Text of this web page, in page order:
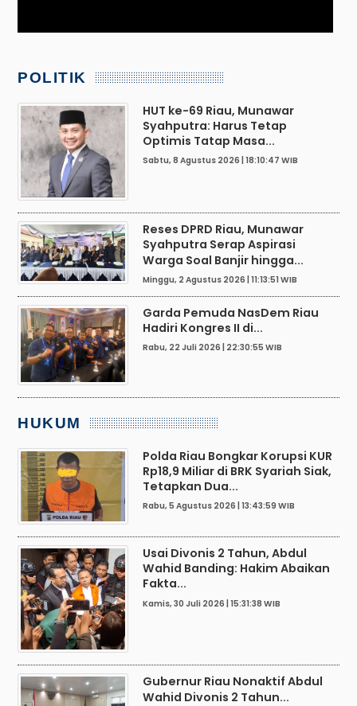
POLITIK
HUT ke-69 Riau, Munawar
Syahputra: Harus Tetap
Optimis Tatap Masa...
Sabtu, 8 Agustus 2026 | 18:10:47 WIB
Reses DPRD Riau, Munawar
Syahputra Serap Aspirasi
Warga Soal Banjir hingga...
Minggu, 2 Agustus 2026 | 11:13:51 WIB
Garda Pemuda NasDem Riau
Hadiri Kongres II di...
Rabu, 22 Juli 2026 | 22:30:55 WIB
HUKUM
Polda Riau Bongkar Korupsi KUR
Rp18,9 Miliar di BRK Syariah Siak,
Tetapkan Dua...
Rabu, 5 Agustus 2026 | 13:43:59 WIB
Usai Divonis 2 Tahun, Abdul
Wahid Banding: Hakim Abaikan
Fakta...
Kamis, 30 Juli 2026 | 15:31:38 WIB
Gubernur Riau Nonaktif Abdul
Wahid Divonis 2 Tahun...